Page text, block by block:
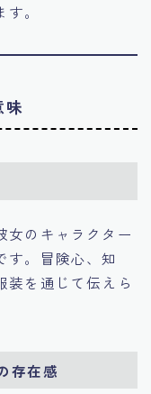
。
味
女のキャラクター
す。冒険心、知
装を通じて伝えら
存在感